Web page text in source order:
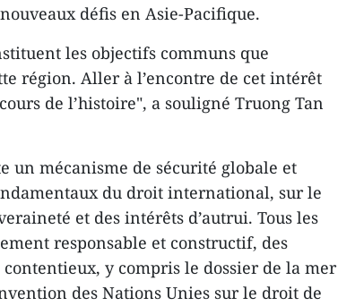
défis en Asie-Pacifique.
les objectifs communs que
région. Aller à l’encontre de cet intérêt
de l’histoire", a souligné Truong Tan
un mécanisme de sécurité globale et
du droit international, sur le
et des intérêts d’autrui. Tous les
responsable et constructif, des
y compris le dossier de la mer
des Nations Unies sur le droit de